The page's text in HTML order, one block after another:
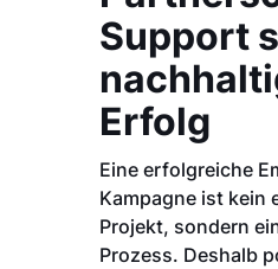
Support
Erfolg
Eine erfolgreiche
Kampagne ist kein
Projekt, sondern
Prozess. Deshalb